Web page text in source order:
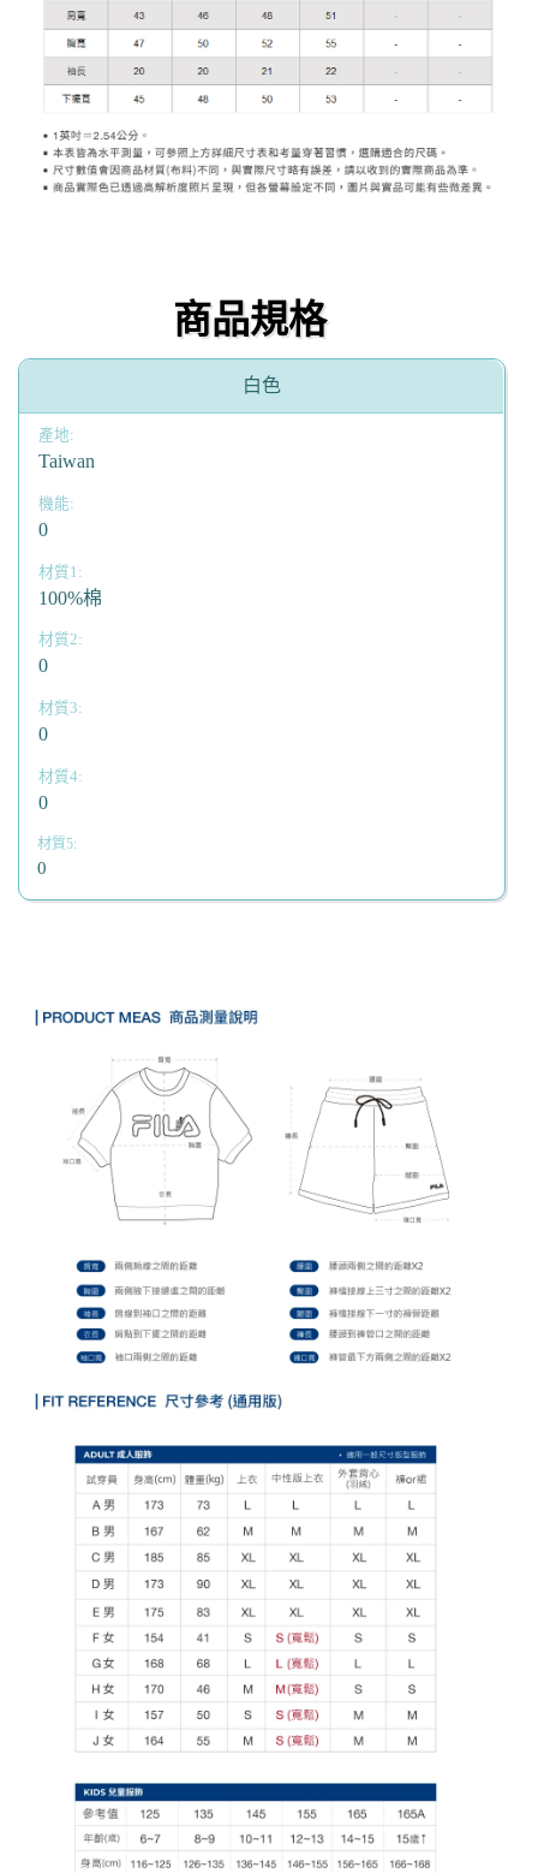
商品規格
白色
Taiwan
0
100%棉
0
0
0
0